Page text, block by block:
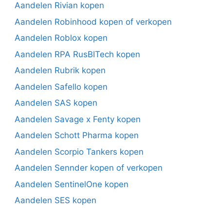
Aandelen Rivian kopen
Aandelen Robinhood kopen of verkopen
Aandelen Roblox kopen
Aandelen RPA RusBITech kopen
Aandelen Rubrik kopen
Aandelen Safello kopen
Aandelen SAS kopen
Aandelen Savage x Fenty kopen
Aandelen Schott Pharma kopen
Aandelen Scorpio Tankers kopen
Aandelen Sennder kopen of verkopen
Aandelen SentinelOne kopen
Aandelen SES kopen